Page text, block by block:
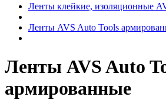
Ленты клейкие, изоляционные
Ленты AVS Auto Tools
Ленты AVS Auto
армированные